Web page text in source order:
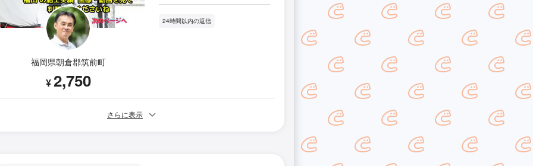
福岡県朝倉郡筑前町
¥2,750
24時間以内の返信
さらに表示